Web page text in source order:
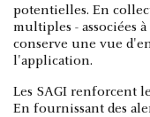
potentielles. En
multiples - associées
conserve une vue
l'application.
Les SAGI renforcent
En fournissant des